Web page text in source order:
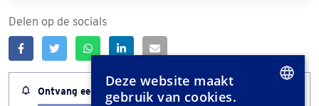
Delen op de socials
Ontvang een melding wanneer dit kavel bijna afloopt
Deze website maakt
gebruik van cookies.